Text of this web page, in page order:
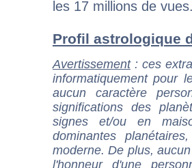
les 17 millions de
Profil astrologique
Avertissement: ces
informatiquement pour
aucun caractère
significations des
signes et/ou en
dominantes
moderne. De plus,
l'honneur d'une